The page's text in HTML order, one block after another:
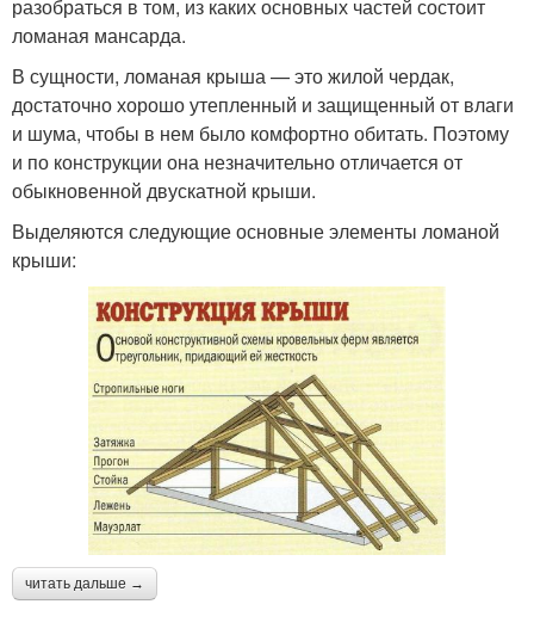
разобраться в том, из каких основных частей состоит
ломаная мансарда.
В сущности, ломаная крыша — это жилой чердак,
достаточно хорошо утепленный и защищенный от влаги
и шума, чтобы в нем было комфортно обитать. Поэтому
и по конструкции она незначительно отличается от
обыкновенной двускатной крыши.
Выделяются следующие основные элементы ломаной
крыши:
читать дальше →